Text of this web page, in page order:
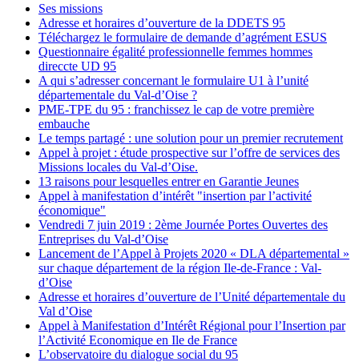
Ses missions
Adresse et horaires d’ouverture de la DDETS 95
Téléchargez le formulaire de demande d’agrément ESUS
Questionnaire égalité professionnelle femmes hommes
direccte UD 95
A qui s’adresser concernant le formulaire U1 à l’unité
départementale du Val-d’Oise ?
PME-TPE du 95 : franchissez le cap de votre première
embauche
Le temps partagé : une solution pour un premier recrutement
Appel à projet : étude prospective sur l’offre de services des
Missions locales du Val-d’Oise.
13 raisons pour lesquelles entrer en Garantie Jeunes
Appel à manifestation d’intérêt "insertion par l’activité
économique"
Vendredi 7 juin 2019 : 2ème Journée Portes Ouvertes des
Entreprises du Val-d’Oise
Lancement de l’Appel à Projets 2020 « DLA départemental »
sur chaque département de la région Ile-de-France : Val-
d’Oise
Adresse et horaires d’ouverture de l’Unité départementale du
Val d’Oise
Appel à Manifestation d’Intérêt Régional pour l’Insertion par
l’Activité Economique en Ile de France
L’observatoire du dialogue social du 95